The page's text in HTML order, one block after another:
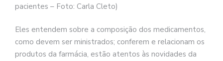
pacientes – Foto: Carla Cleto)
Eles entendem sobre a composição dos medicamentos,
como devem ser ministrados; conferem e relacionam os
produtos da farmácia, estão atentos às novidades da